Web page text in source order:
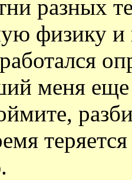
разных
физику и
меня